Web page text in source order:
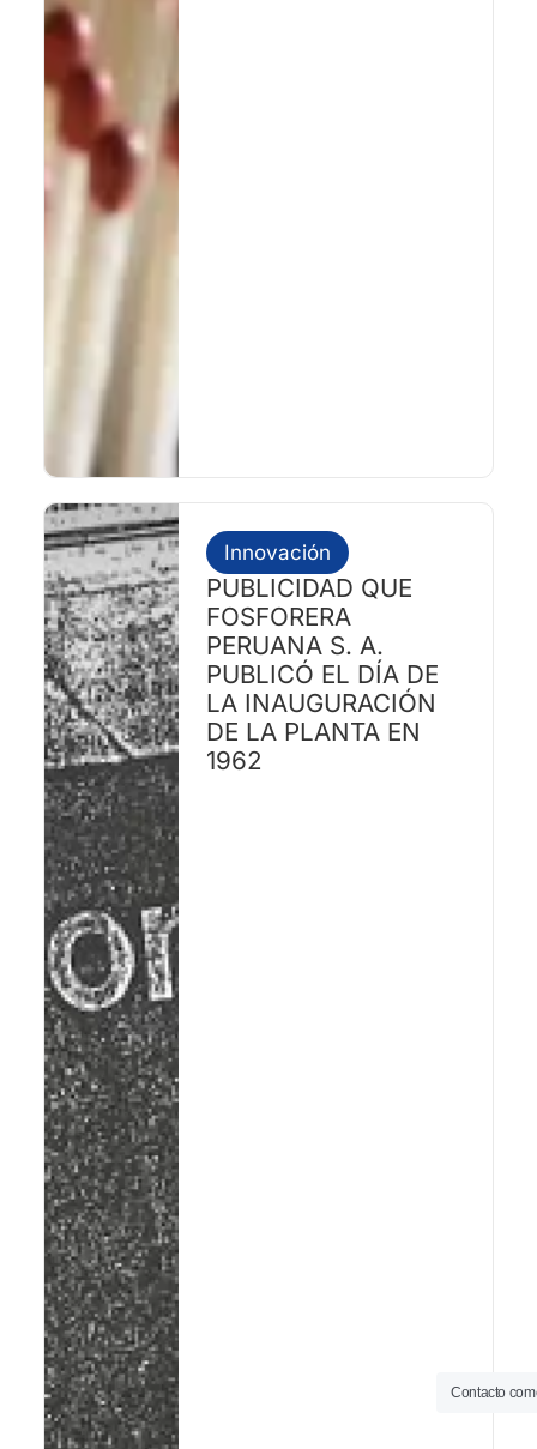
Innovación
PUBLICIDAD QUE
FOSFORERA
PERUANA S. A.
PUBLICÓ EL DÍA DE
LA INAUGURACIÓN
DE LA PLANTA EN
1962
Contacto